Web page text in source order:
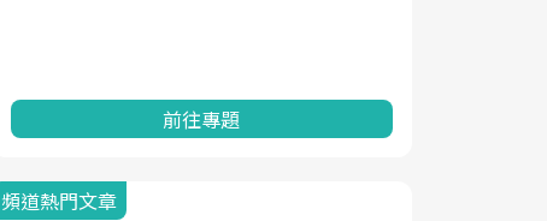
前往專題
頻道熱門文章